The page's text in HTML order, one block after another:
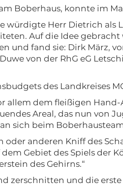
Boberhaus, konnte im
Herr Dietrich als
Auf die Idee
und fand sie: Dirk März,
von der RhG eG
des Landkreises
dem fleißigen Hand-
Areal, das nun von
sich beim
anderen Kniff des
Gebiet des Spiels der
des Gehirns.“
zerschnitten und die